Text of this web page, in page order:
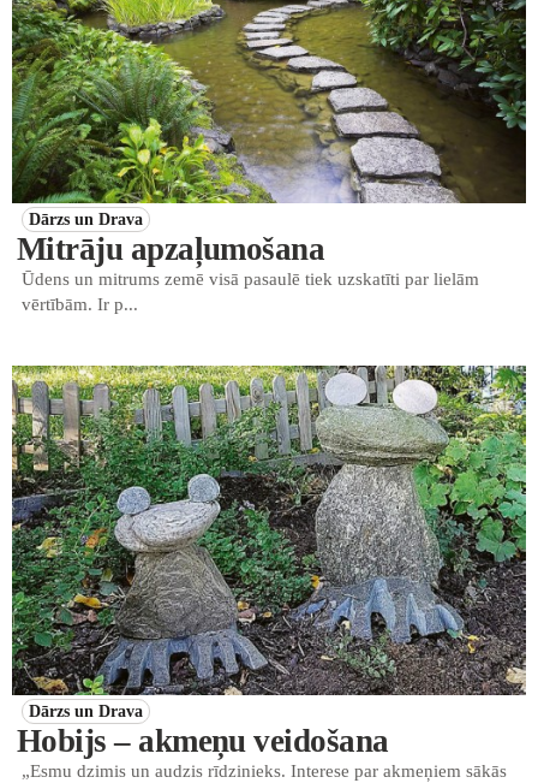
Dārzs un Drava
Mitrāju apzaļumošana
Ūdens un mitrums zemē visā pasaulē tiek uzskatīti par lielām
vērtībām. Ir p...
Dārzs un Drava
Hobijs – akmeņu veidošana
„Esmu dzimis un audzis rīdzinieks. Interese par akmeņiem sākās